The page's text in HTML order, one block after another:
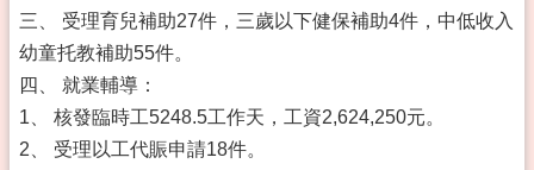
三、 受理育兒補助27件，三歲以下健保補助4件，中低收入
幼童托教補助55件。
四、 就業輔導：
1、 核發臨時工5248.5工作天，工資2,624,250元。
2、 受理以工代賑申請18件。